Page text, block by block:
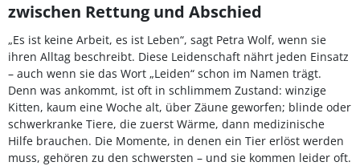
zwischen Rettung und Abschied
„Es ist keine Arbeit, es ist Leben“, sagt Petra Wolf, wenn sie
ihren Alltag beschreibt. Diese Leidenschaft nährt jeden Einsatz
– auch wenn sie das Wort „Leiden“ schon im Namen trägt.
Denn was ankommt, ist oft in schlimmem Zustand: winzige
Kitten, kaum eine Woche alt, über Zäune geworfen; blinde oder
schwerkranke Tiere, die zuerst Wärme, dann medizinische
Hilfe brauchen. Die Momente, in denen ein Tier erlöst werden
muss, gehören zu den schwersten – und sie kommen leider oft.